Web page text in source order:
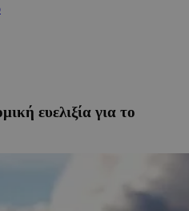
ευελιξία για το